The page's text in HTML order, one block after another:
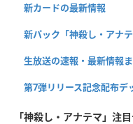
新カードの最新情報
新パック「神殺し・アナ
生放送の速報・最新情報
第7弾リリース記念配布デ
「神殺し・アナテマ」注